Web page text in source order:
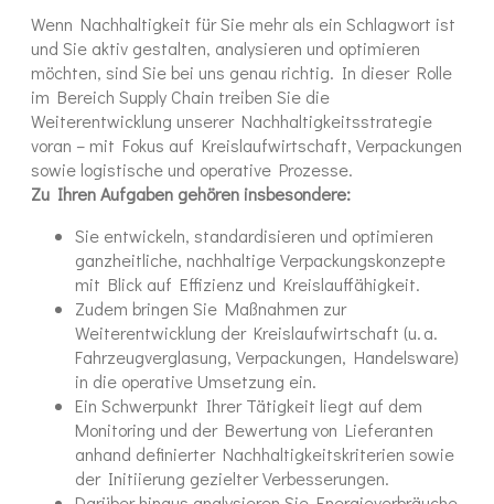
Wenn Nachhaltigkeit für Sie mehr als ein Schlagwort ist
und Sie aktiv gestalten, analysieren und optimieren
möchten, sind Sie bei uns genau richtig. In dieser Rolle
im Bereich Supply Chain treiben Sie die
Weiterentwicklung unserer Nachhaltigkeitsstrategie
voran – mit Fokus auf Kreislaufwirtschaft, Verpackungen
sowie logistische und operative Prozesse.
Zu Ihren Aufgaben gehören insbesondere:
Sie entwickeln, standardisieren und optimieren
ganzheitliche, nachhaltige Verpackungskonzepte
mit Blick auf Effizienz und Kreislauffähigkeit.
Zudem bringen Sie Maßnahmen zur
Weiterentwicklung der Kreislaufwirtschaft (u. a.
Fahrzeugverglasung, Verpackungen, Handelsware)
in die operative Umsetzung ein.
Ein Schwerpunkt Ihrer Tätigkeit liegt auf dem
Monitoring und der Bewertung von Lieferanten
anhand definierter Nachhaltigkeitskriterien sowie
der Initiierung gezielter Verbesserungen.